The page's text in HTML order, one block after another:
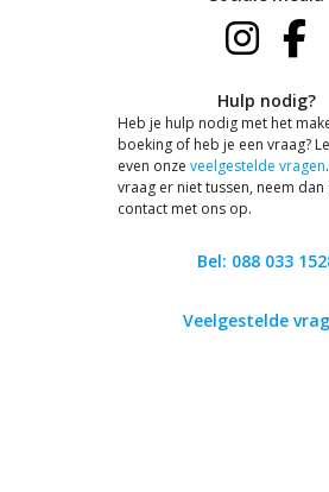
Hulp nodig?
Heb je hulp nodig met het
boeking of heb je een vraag?
even onze veelgestelde vragen
vraag er niet tussen, neem dan
contact met ons op.
Bel: 088 033
Veelgestelde